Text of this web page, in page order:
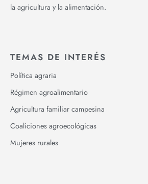
la agricultura y la alimentación.
TEMAS DE INTERÉS
Política agraria
Régimen agroalimentario
Agricultura familiar campesina
Coaliciones agroecológicas
Mujeres rurales